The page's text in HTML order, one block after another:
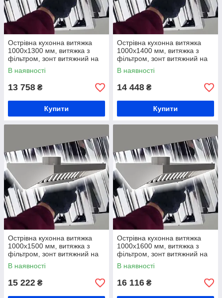
Острівна кухонна витяжка
1000х1300 мм, витяжка з
фільтром, зонт витяжний на
кухню, вентеляційна витяжка
зі жирозбирачем
В наявності
13 758 ₴
Купити
Острівна кухонна витяжка
1000х1400 мм, витяжка з
фільтром, зонт витяжний на
кухню, вентеляційна витяжка
зі жирозбирачем
В наявності
14 448 ₴
Купити
Острівна кухонна витяжка
1000х1500 мм, витяжка з
фільтром, зонт витяжний на
кухню, вентеляційна витяжка
зі жирозбирачем
В наявності
15 222 ₴
Острівна кухонна витяжка
1000х1600 мм, витяжка з
фільтром, зонт витяжний на
кухню, вентеляційна витяжка
зі жирозбирачем
В наявності
16 116 ₴